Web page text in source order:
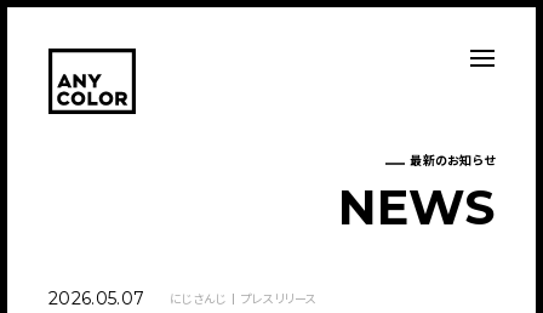
最新のお知らせ
NEWS
2026.05.07 にじさんじ プレスリリース